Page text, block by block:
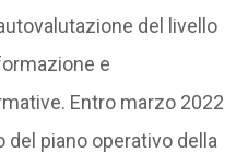
del livello
e
Entro marzo 2022
del piano operativo della